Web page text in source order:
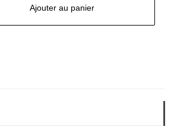
Ajouter au panier